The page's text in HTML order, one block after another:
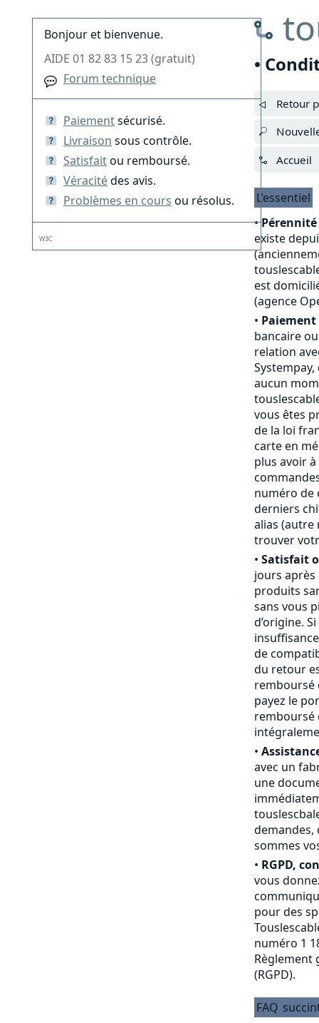
•
Retour
Accueil
L’essentiel
•
existe
est
(agence
• Paiement
bancaire
relation
aucun
vous êtes
de la loi
carte en
plus avoir
numéro de
derniers
alias (autre
trouver
• Satisfait
jours
produits
sans vous
d’origine.
de
du retour
remboursé
payez le
remboursé
•
avec un
une
demandes,
sommes
• RGPD,
vous
pour des
numéro 1
Règlement
(RGPD).
FAQ
Bonjour et bienvenue.
AIDE 01 82 83 15 23 (gratuit)
Forum technique
Paiementsécurisé.
Livraison sous contrôle.
Satisfaitou remboursé.
Véracitédes avis.
Problèmes en cours ou résolus.
W3C